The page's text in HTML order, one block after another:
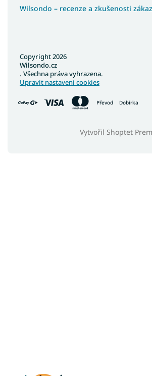
Wilsondo – recenze a zkušenosti
Převod Dobírka
Vytvořil Shoptet
Copyright 2026
Wilsondo.cz
. Všechna práva vyhrazena.
Upravit nastavení cookies